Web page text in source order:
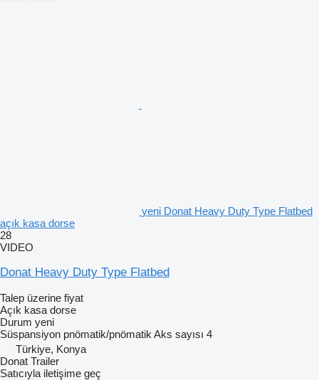
yeni Donat Heavy Duty Type Flatbed
açık kasa dorse
28
VIDEO
Donat Heavy Duty Type Flatbed
Talep üzerine fiyat
Açık kasa dorse
Durum yeni
Süspansiyon pnömatik/pnömatik Aks sayısı 4
Türkiye, Konya
Donat Trailer
Satıcıyla iletişime geç